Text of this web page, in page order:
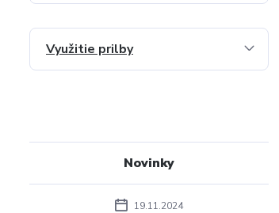
Využitie prilby
Novinky
19.11.2024